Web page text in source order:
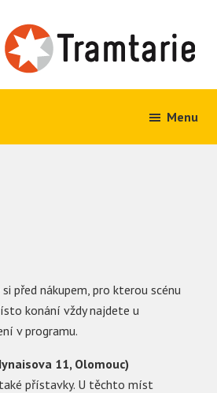
Menu
před nákupem, pro kterou scénu
konání vždy najdete u
v programu.
11, Olomouc)
přístavky. U těchto míst